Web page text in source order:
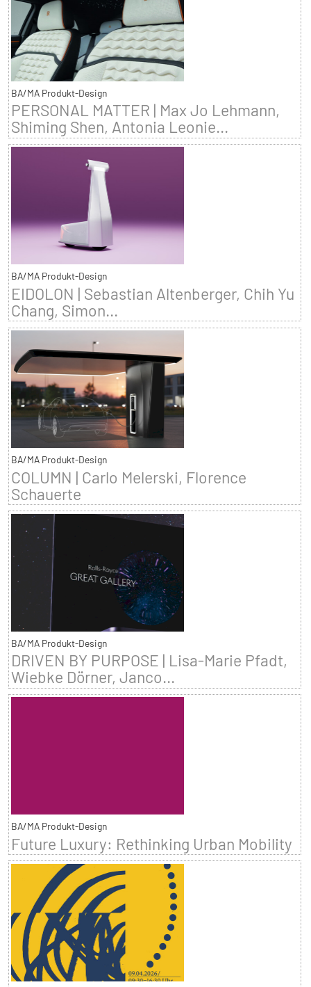
BA/MA Produkt-Design
PERSONAL MATTER | Max Jo Lehmann,
Shiming Shen, Antonia Leonie...
BA/MA Produkt-Design
EIDOLON | Sebastian Altenberger, Chih Yu
Chang, Simon...
BA/MA Produkt-Design
COLUMN | Carlo Melerski, Florence
Schauerte
BA/MA Produkt-Design
DRIVEN BY PURPOSE | Lisa-Marie Pfadt,
Wiebke Dörner, Janco...
BA/MA Produkt-Design
Future Luxury: Rethinking Urban Mobility